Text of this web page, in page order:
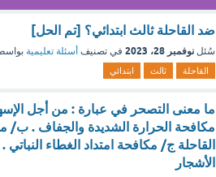
ضد القاحلة ثالث ابتدائي؟ [تم الحل]
سُئل نوفمبر 28، 2023 في تصنيف أسئلة تعليمية
القاحلة ثالث ابتدائي
ما معنى التصحر في عبارة : من أجل
مكافحة الحرارة الشديدة والجفاف . ب/
القاحلة ج/ مكافحة امتداد الغطاء
الأشجار